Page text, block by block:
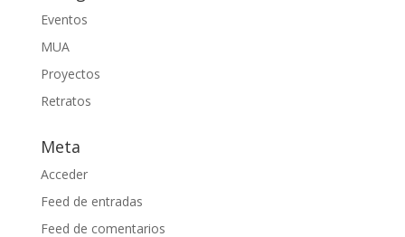
Eventos
MUA
Proyectos
Retratos
Meta
Acceder
Feed de entradas
Feed de comentarios